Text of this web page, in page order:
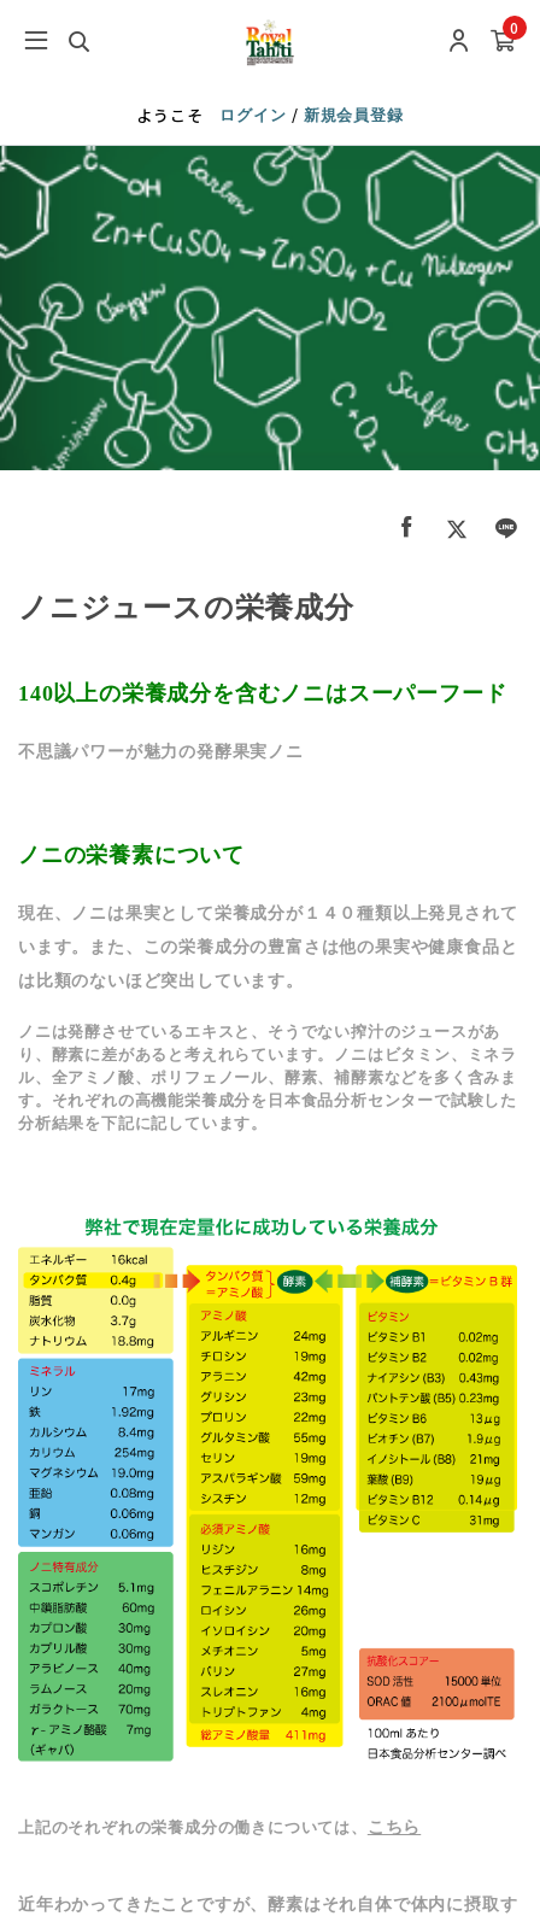
0
ようこそ ログイン/ 新規会員登録
ノニジュースの栄養成分
140以上の栄養成分を含むノニはスーパーフード
不思議パワーが魅力の発酵果実ノニ
ノニの栄養素について
現在、ノニは果実として栄養成分が１４０種類以上発見されて
います。また、この栄養成分の豊富さは他の果実や健康食品と
は比類のないほど突出しています。
ノニは発酵させているエキスと、そうでない搾汁のジュースがあ
り、酵素に差があると考えれらています。ノニはビタミン、ミネラ
ル、全アミノ酸、ポリフェノール、酵素、補酵素などを多く含みま
す。それぞれの高機能栄養成分を日本食品分析センターで試験した
分析結果を下記に記しています。
上記のそれぞれの栄養成分の働きについては、 こちら
近年わかってきたことですが、酵素はそれ自体で体内に摂取す